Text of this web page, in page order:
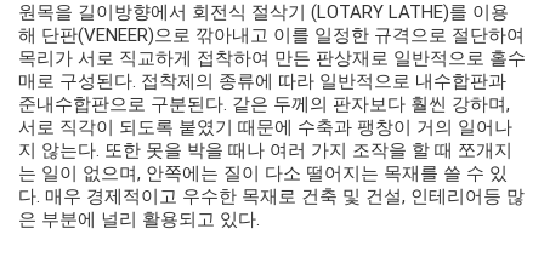
원목을 길이방향에서 회전식 절삭기 (LOTARY LATHE)를 이용
해 단판(VENEER)으로 깎아내고 이를 일정한 규격으로 절단하여
목리가 서로 직교하게 접착하여 만든 판상재로 일반적으로 홀수
매로 구성된다. 접착제의 종류에 따라 일반적으로 내수합판과
준내수합판으로 구분된다. 같은 두께의 판자보다 훨씬 강하며,
서로 직각이 되도록 붙였기 때문에 수축과 팽창이 거의 일어나
지 않는다. 또한 못을 박을 때나 여러 가지 조작을 할 때 쪼개지
는 일이 없으며, 안쪽에는 질이 다소 떨어지는 목재를 쓸 수 있
다. 매우 경제적이고 우수한 목재로 건축 및 건설, 인테리어등 많
은 부분에 널리 활용되고 있다.